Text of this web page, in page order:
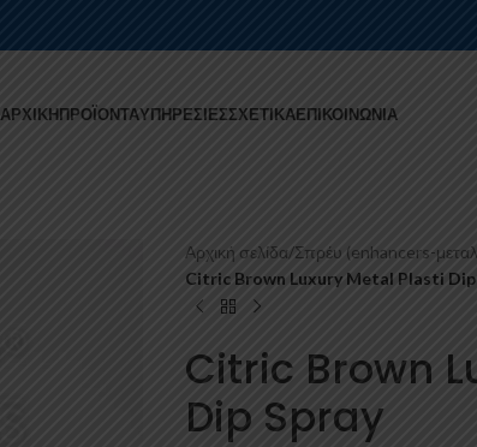
ΑΡΧΙΚΉΠΡΟΪΌΝΤΑΥΠΗΡΕΣΊΕΣΣΧΕΤΙΚΆΕΠΙΚΟΙΝΩΝΊΑ
Αρχική σελίδα/Σπρέυ (enhancers-
Citric Brown Luxury Metal Plasti Dip
Citric Brown
Dip Spray